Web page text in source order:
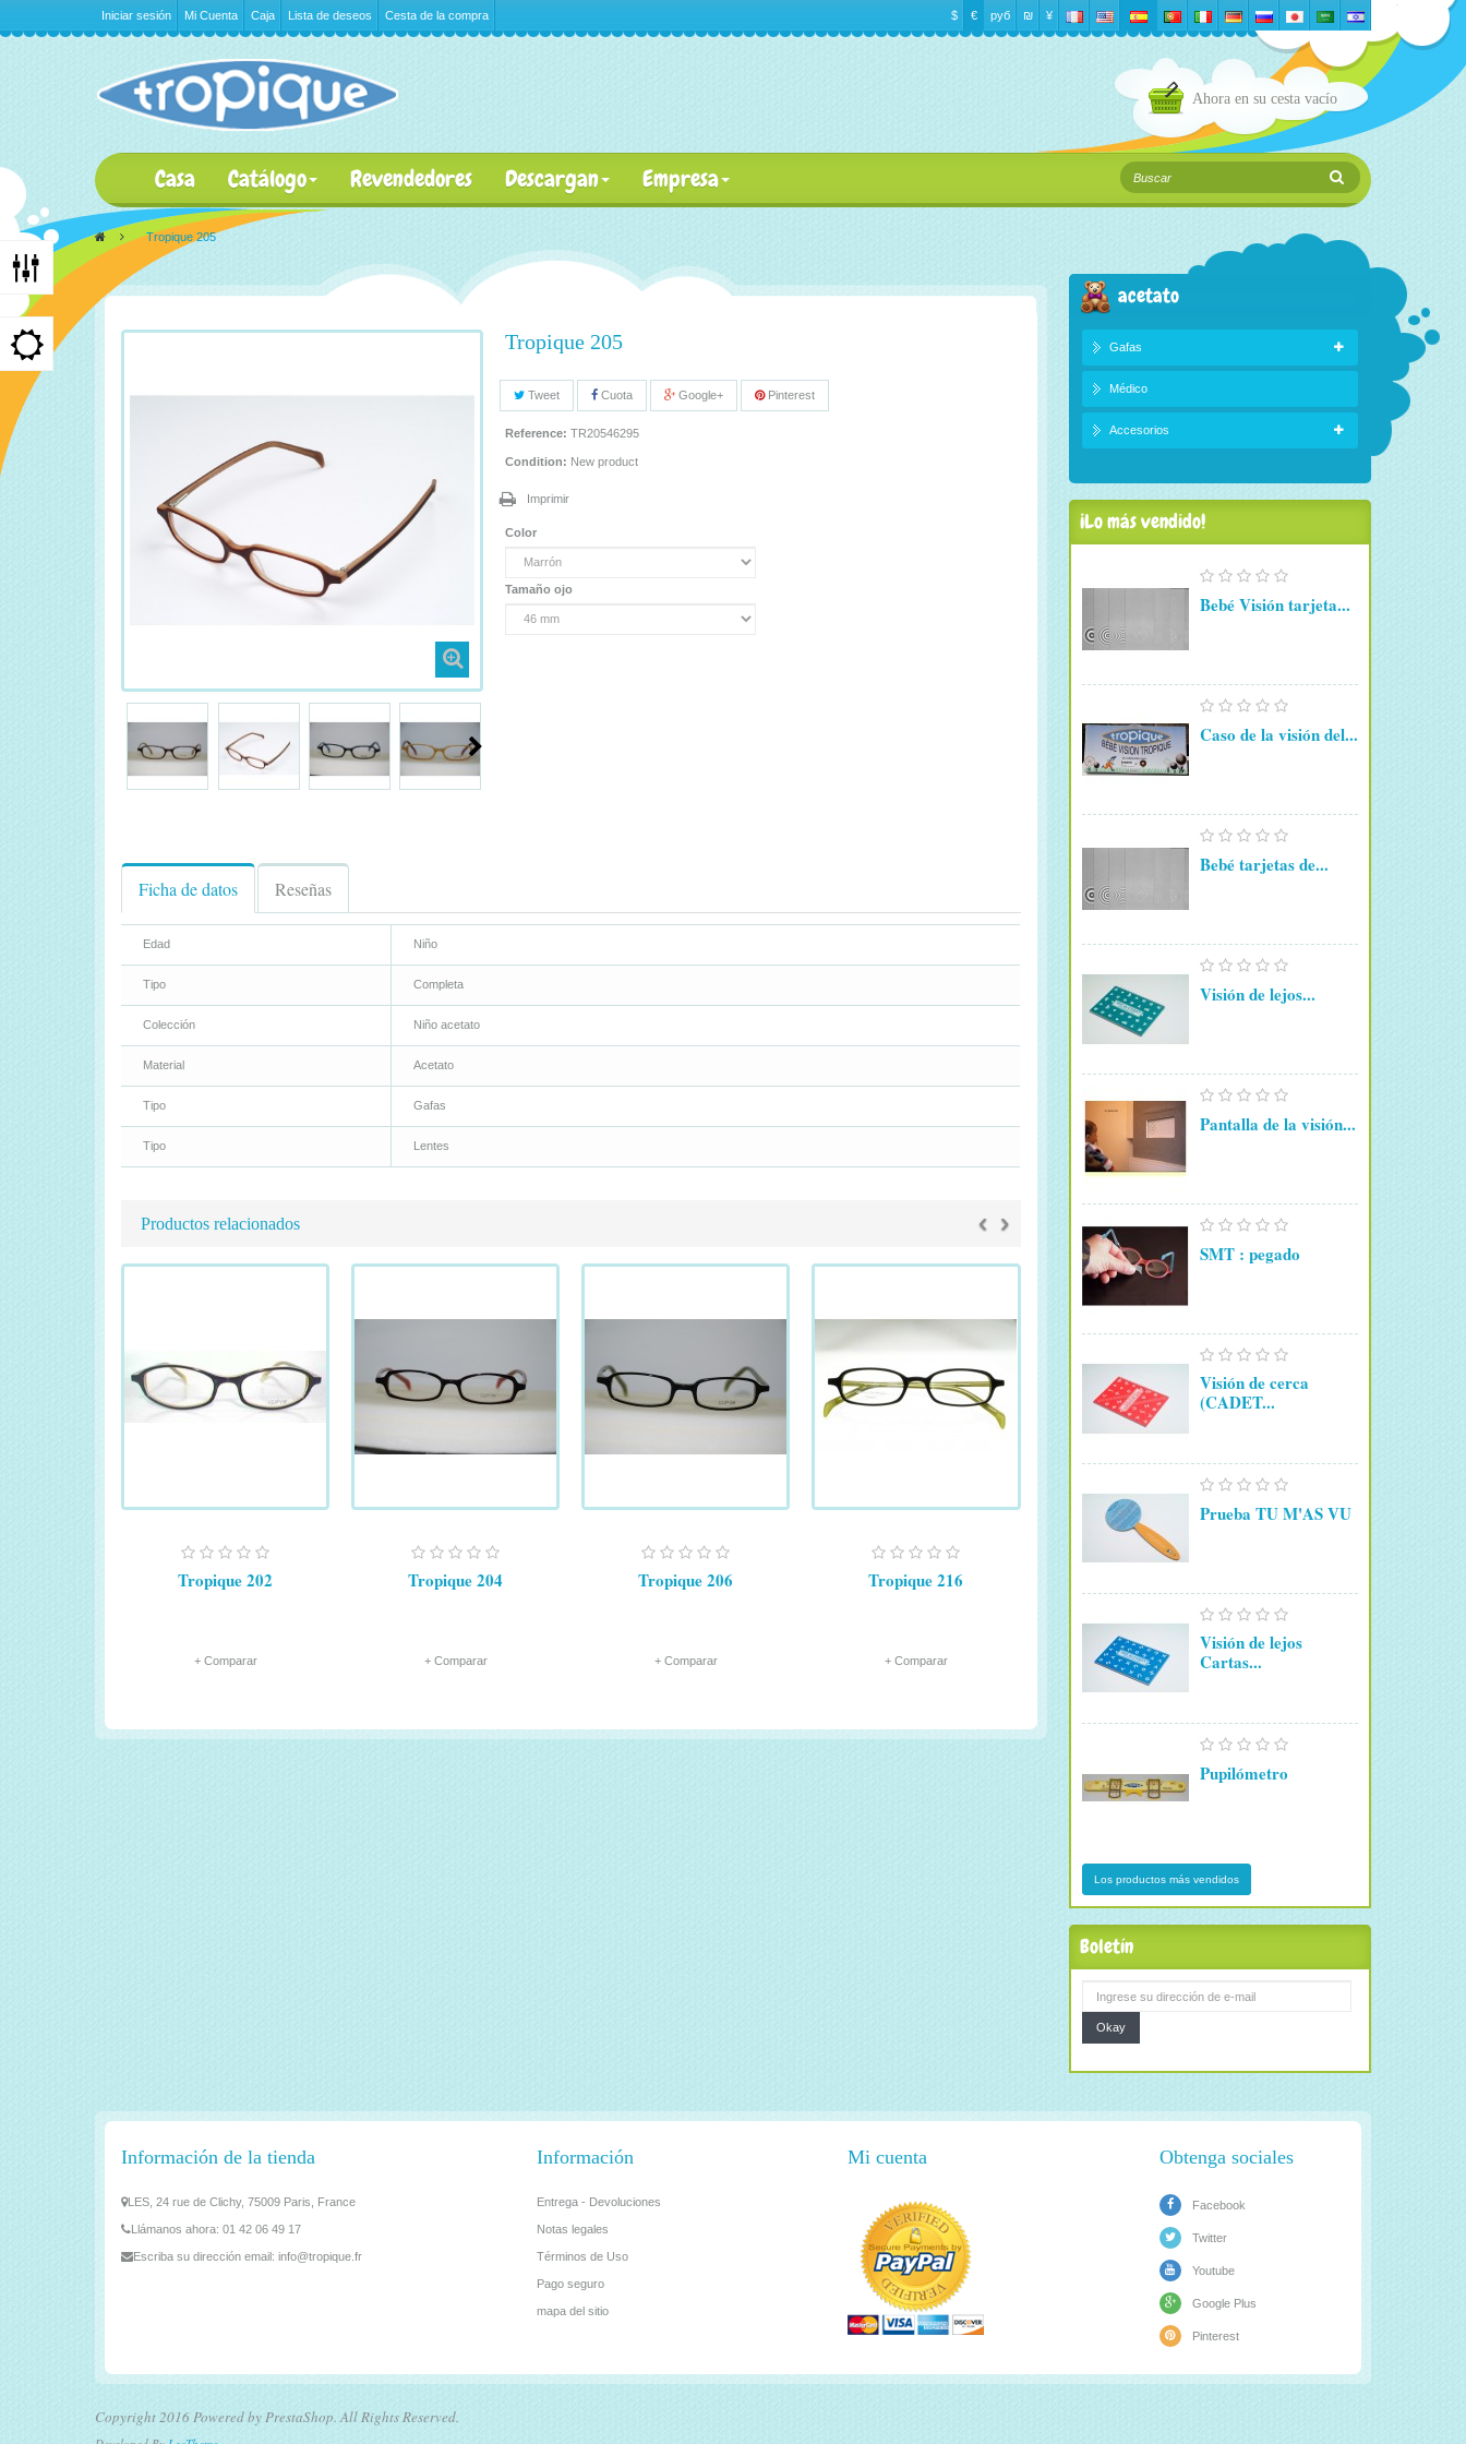
$ € руб ₪‎ ¥
Iniciar sesión Mi Cuenta Caja Lista de deseos Cesta de la compra
Ahora en su cesta vacío
Casa Catálogo Revendedores Descargan Empresa
> Tropique 205
Tropique 205
Tweet Cuota Google+ Pinterest
Reference: TR20546295
Condition: New product
Imprimir
Color
Tamaño ojo
Ficha de datos Reseñas
Edad Niño
Tipo Completa
Colección Niño acetato
Material Acetato
Tipo Gafas
Tipo Lentes
Productos relacionados ‹ ›
Tropique 202
+ Comparar
Tropique 204
+ Comparar
Tropique 206
+ Comparar
Tropique 216
+ Comparar
acetato
Gafas
Médico
Accesorios
¡Lo más vendido!
Bebé Visión tarjeta...
Caso de la visión del...
Bebé tarjetas de...
Visión de lejos...
Pantalla de la visión...
SMT : pegado
Visión de cerca
(CADET...
Prueba TU M'AS VU
Visión de lejos
Cartas...
Pupilómetro
Los productos más vendidos
Boletín
Okay
Información de la tienda
LES, 24 rue de Clichy, 75009 Paris, France
Llámanos ahora: 01 42 06 49 17
Escriba su dirección email: info@tropique.fr
Información
Entrega - Devoluciones
Notas legales
Términos de Uso
Pago seguro
mapa del sitio
Mi cuenta Obtenga sociales
Facebook
Twitter
Youtube
Google Plus
Pinterest
Copyright 2016 Powered by PrestaShop. All Rights Reserved.